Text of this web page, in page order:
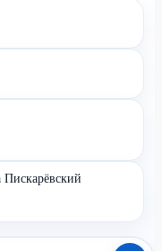
Пискарёвский